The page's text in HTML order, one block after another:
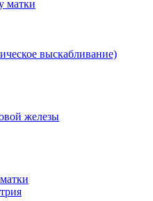
матки
выскабливание)
железы